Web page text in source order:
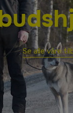
Se alle våre